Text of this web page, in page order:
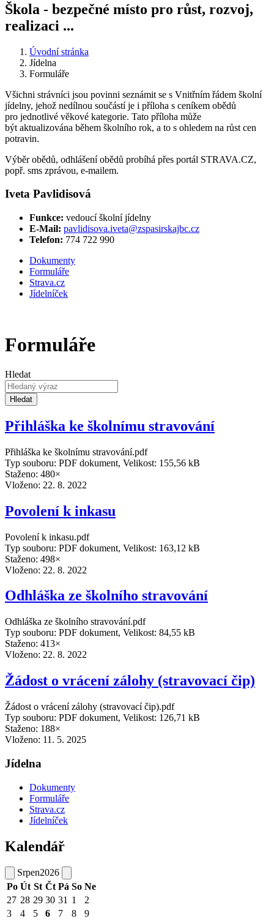
Škola - bezpečné místo pro růst, rozvoj,
realizaci ...
Úvodní stránka
Jídelna
Formuláře
Všichni strávníci jsou povinni seznámit se s Vnitřním řádem školní
jídelny, jehož nedílnou součástí je i příloha s ceníkem obědů
pro jednotlivé věkové kategorie. Tato příloha může
být aktualizována během školního rok, a to s ohledem na růst cen
potravin.
Výběr obědů, odhlášení obědů probíhá přes portál STRAVA.CZ,
popř. sms zprávou, e-mailem.
Iveta Pavlidisová
Funkce: vedoucí školní jídelny
E-Mail: pavlidisova.iveta@zspasirskajbc.cz
Telefon: 774 722 990
Dokumenty
Formuláře
Strava.cz
Jídelníček
Formuláře
Hledat
Hledat
Přihláška ke školnímu stravování
Přihláška ke školnímu stravování.pdf
Typ souboru: PDF dokument, Velikost: 155,56 kB
Staženo: 480×
Vloženo: 22. 8. 2022
Povolení k inkasu
Povolení k inkasu.pdf
Typ souboru: PDF dokument, Velikost: 163,12 kB
Staženo: 498×
Vloženo: 22. 8. 2022
Odhláška ze školního stravování
Odhláška ze školního stravování.pdf
Typ souboru: PDF dokument, Velikost: 84,55 kB
Staženo: 413×
Vloženo: 22. 8. 2022
Žádost o vrácení zálohy (stravovací čip)
Žádost o vrácení zálohy (stravovací čip).pdf
Typ souboru: PDF dokument, Velikost: 126,71 kB
Staženo: 188×
Vloženo: 11. 5. 2025
Jídelna
Dokumenty
Formuláře
Strava.cz
Jídelníček
Kalendář
Srpen2026
Po Út St Čt Pá So Ne
27 28 29 30 31 1
2
3
4 5 6 7 8
9